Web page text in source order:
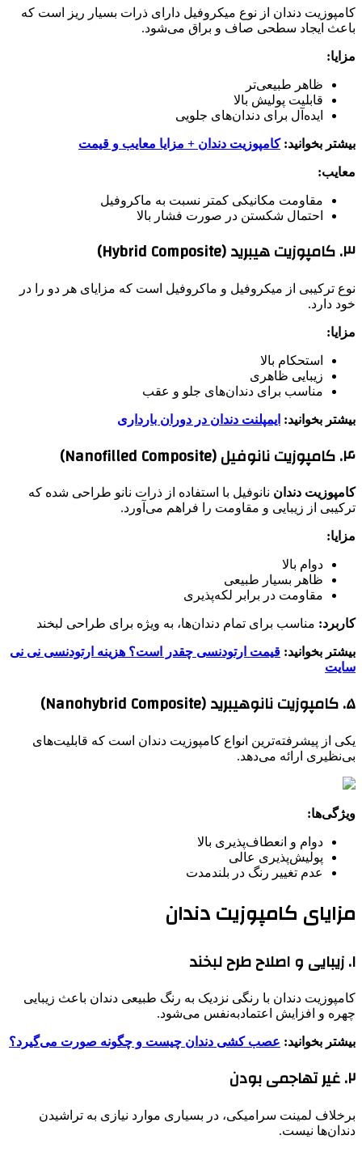
کامپوزیت دندان از نوع میکروفیل دارای ذرات بسیار ریز است که
باعث ایجاد سطحی صاف و براق می‌شود.
مزایا:
ظاهر طبیعی‌تر
قابلیت پولیش بالا
ایده‌آل برای دندان‌های جلویی
بیشتر بخوانید:کامپوزیت دندان + مزایا معایب و قیمت
معایب:
مقاومت مکانیکی کمتر نسبت به ماکروفیل
احتمال شکستن در صورت فشار بالا
۳. کامپوزیت هیبرید (Hybrid Composite)
نوع ترکیبی از میکروفیل و ماکروفیل است که مزایای هر دو را در
خود دارد.
مزایا:
استحکام بالا
زیبایی ظاهری
مناسب برای دندان‌های جلو و عقب
بیشتر بخوانید: ایمپلنت دندان در دوران بارداری
۴. کامپوزیت نانوفیل (Nanofilled Composite)
کامپوزیت دندان نانوفیل با استفاده از ذرات نانو طراحی شده که
ترکیبی از زیبایی و مقاومت را فراهم می‌آورد.
مزایا:
دوام بالا
ظاهر بسیار طبیعی
مقاومت در برابر لکه‌پذیری
کاربرد: مناسب برای تمام دندان‌ها، به ویژه برای طراحی لبخند
بیشتر بخوانید: قیمت ارتودنسی چقدر است؟ هزینه ارتودنسی نی نی
سایت
۵. کامپوزیت نانوهیبرید (Nanohybrid Composite)
یکی از پیشرفته‌ترین انواع کامپوزیت دندان است که قابلیت‌های
بی‌نظیری ارائه می‌دهد.
ویژگی‌ها:
دوام و انعطاف‌پذیری بالا
پولیش‌پذیری عالی
عدم تغییر رنگ در بلندمدت
مزایای کامپوزیت دندان
۱. زیبایی و اصلاح طرح لبخند
کامپوزیت دندان با رنگی نزدیک به رنگ طبیعی دندان باعث زیبایی
چهره و افزایش اعتمادبه‌نفس می‌شود.
بیشتر بخوانید: عصب کشی دندان چیست و چگونه صورت می‌گیرد؟
۲. غیر تهاجمی بودن
برخلاف لمینت سرامیکی، در بسیاری موارد نیازی به تراشیدن
دندان‌ها نیست.